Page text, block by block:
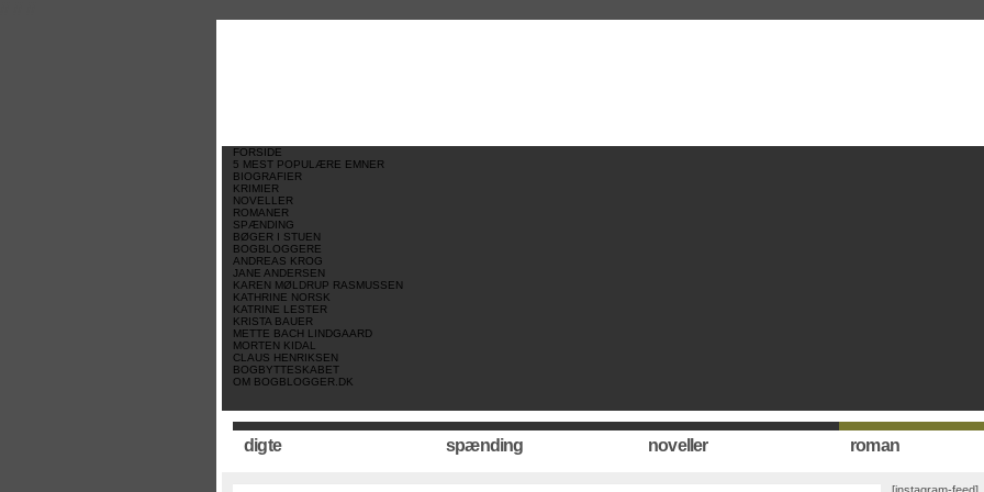
FORSIDE
5 MEST POPULÆRE EMNER
BIOGRAFIER
KRIMIER
NOVELLER
ROMANER
SPÆNDING
BØGER I STUEN
BOGBLOGGERE
ANDREAS KROG
JANE ANDERSEN
KAREN MØLDRUP RASMUSSEN
KATHRINE NORSK
KATRINE LESTER
KRISTA BAUER
METTE BACH LINDGAARD
MORTEN KIDAL
CLAUS HENRIKSEN
BOGBYTTESKABET
OM BOGBLOGGER.DK
digte spænding noveller roman